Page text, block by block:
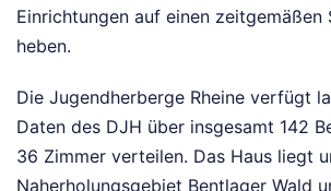
Einrichtungen auf einen zeitgemäßen
heben.
Die Jugendherberge Rheine verfügt
Daten des DJH über insgesamt 142
36 Zimmer verteilen. Das Haus liegt
Naherholungsgebiet Bentlager Wald